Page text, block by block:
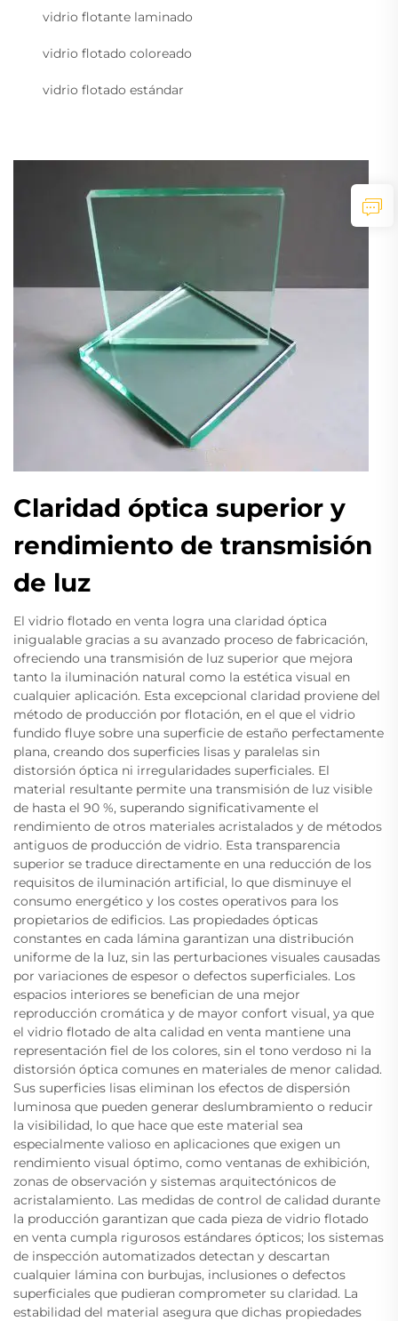
vidrio flotante laminado
vidrio flotado coloreado
vidrio flotado estándar
Claridad óptica superior y
rendimiento de transmisión
de luz
El vidrio flotado en venta logra una claridad óptica
inigualable gracias a su avanzado proceso de fabricación,
ofreciendo una transmisión de luz superior que mejora
tanto la iluminación natural como la estética visual en
cualquier aplicación. Esta excepcional claridad proviene del
método de producción por flotación, en el que el vidrio
fundido fluye sobre una superficie de estaño perfectamente
plana, creando dos superficies lisas y paralelas sin
distorsión óptica ni irregularidades superficiales. El
material resultante permite una transmisión de luz visible
de hasta el 90 %, superando significativamente el
rendimiento de otros materiales acristalados y de métodos
antiguos de producción de vidrio. Esta transparencia
superior se traduce directamente en una reducción de los
requisitos de iluminación artificial, lo que disminuye el
consumo energético y los costes operativos para los
propietarios de edificios. Las propiedades ópticas
constantes en cada lámina garantizan una distribución
uniforme de la luz, sin las perturbaciones visuales causadas
por variaciones de espesor o defectos superficiales. Los
espacios interiores se benefician de una mejor
reproducción cromática y de mayor confort visual, ya que
el vidrio flotado de alta calidad en venta mantiene una
representación fiel de los colores, sin el tono verdoso ni la
distorsión óptica comunes en materiales de menor calidad.
Sus superficies lisas eliminan los efectos de dispersión
luminosa que pueden generar deslumbramiento o reducir
la visibilidad, lo que hace que este material sea
especialmente valioso en aplicaciones que exigen un
rendimiento visual óptimo, como ventanas de exhibición,
zonas de observación y sistemas arquitectónicos de
acristalamiento. Las medidas de control de calidad durante
la producción garantizan que cada pieza de vidrio flotado
en venta cumpla rigurosos estándares ópticos; los sistemas
de inspección automatizados detectan y descartan
cualquier lámina con burbujas, inclusiones o defectos
superficiales que pudieran comprometer su claridad. La
estabilidad del material asegura que dichas propiedades